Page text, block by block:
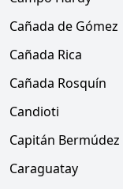
Cañada de Gómez
Cañada Rica
Cañada Rosquín
Candioti
Capitán Bermúdez
Caraguatay